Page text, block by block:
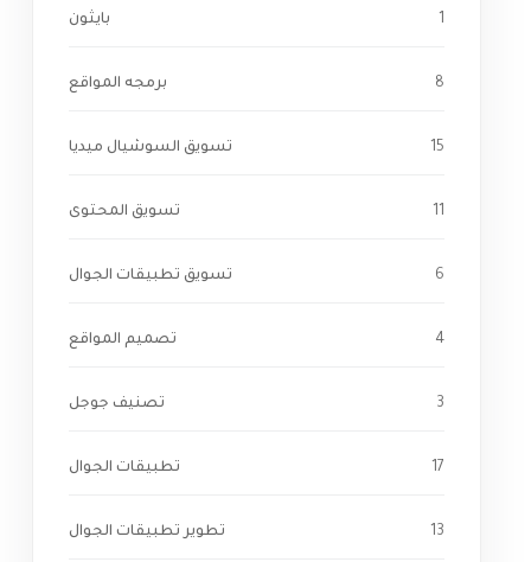
بايثون 1
برمجه المواقع 8
تسويق السوشيال ميديا 15
تسويق المحتوى 11
تسويق تطبيقات الجوال 6
تصميم المواقع 4
تصنيف جوجل 3
تطبيقات الجوال 17
تطوير تطبيقات الجوال 13